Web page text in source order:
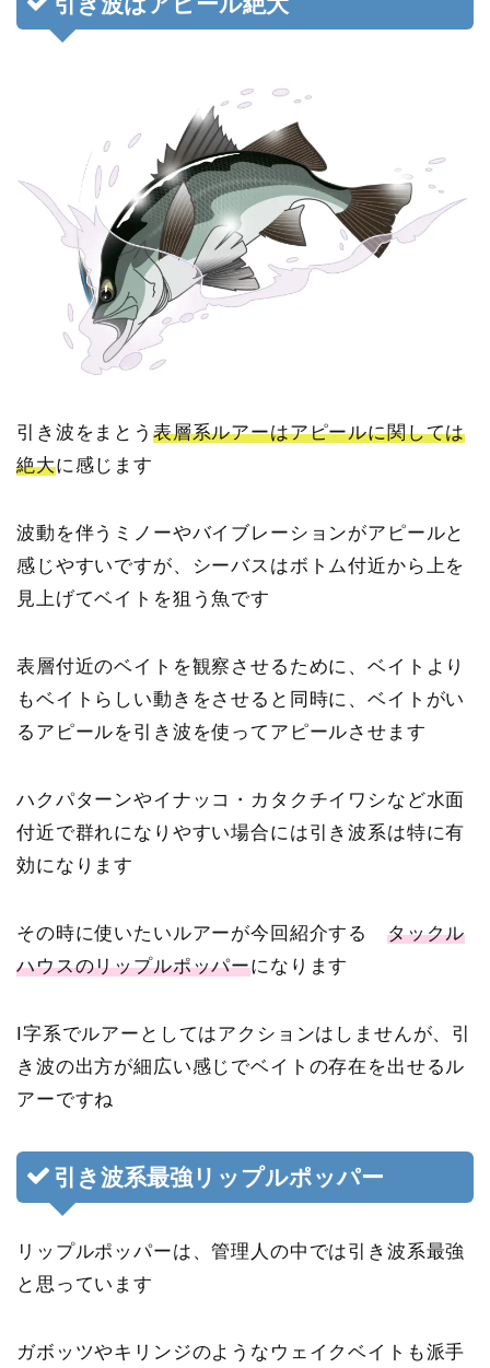
引き波をまとう 表層系ルアーはアピールに関しては
絶大に感じます
波動を伴うミノーやバイブレーションがアピールと
感じやすいですが、シーバスはボトム付近から上を
見上げてベイトを狙う魚です
表層付近のベイトを観察させるために、ベイトより
もベイトらしい動きをさせると同時に、ベイトがい
るアピールを引き波を使ってアピールさせます
ハクパターンやイナッコ・カタクチイワシなど水面
付近で群れになりやすい場合には引き波系は特に有
効になります
その時に使いたいルアーが今回紹介する タックル
ハウスのリップルポッパーになります
I字系でルアーとしてはアクションはしませんが、引
き波の出方が細広い感じでベイトの存在を出せるル
アーですね
引き波系最強リップルポッパー
リップルポッパーは、管理人の中では引き波系最強
と思っています
ガボッツやキリンジのようなウェイクベイトも派手